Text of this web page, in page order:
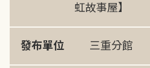
虹故事屋】
發布單位 三重分館